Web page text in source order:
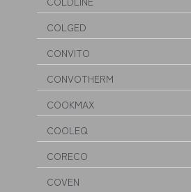
COLGED
CONVITO
CONVOTHERM
COOKMAX
COOLEQ
CORECO
COVEN